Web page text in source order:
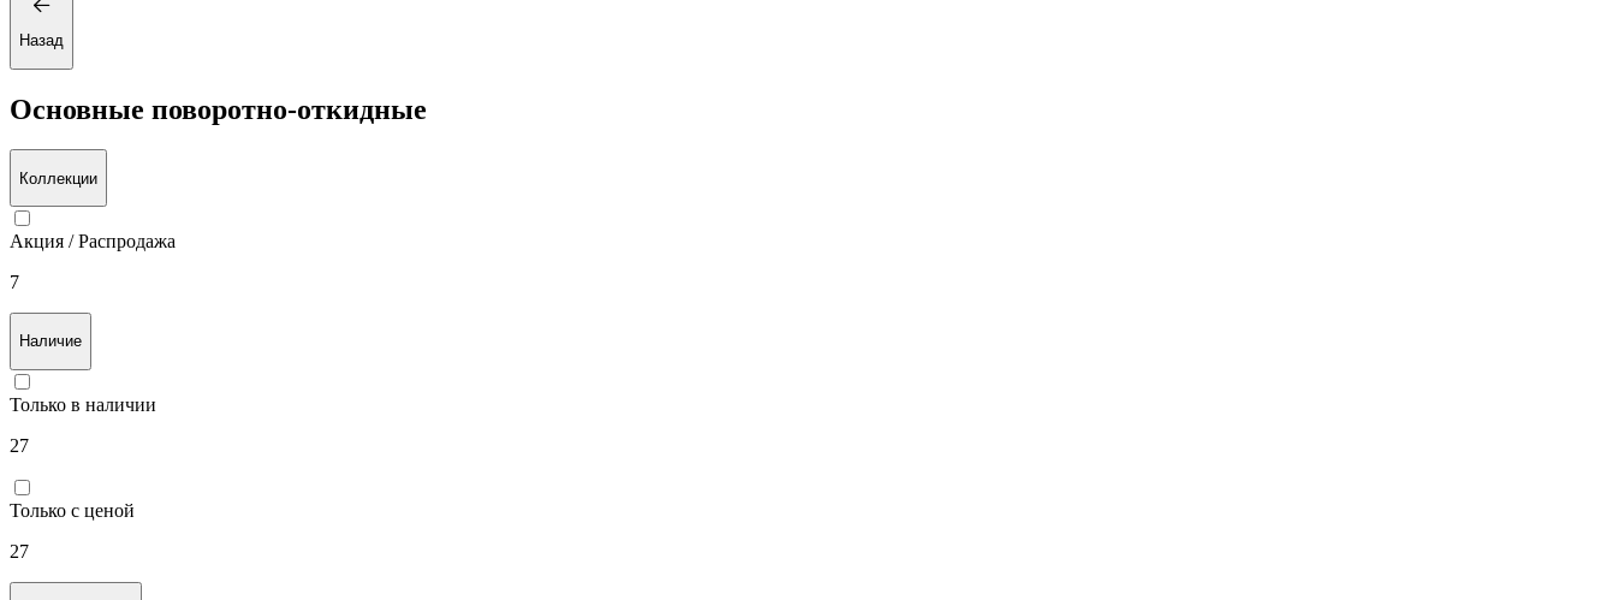
Назад
Основные поворотно-откидные
Коллекции
Акция / Распродажа
7
Наличие
Только в наличии
27
Только с ценой
27